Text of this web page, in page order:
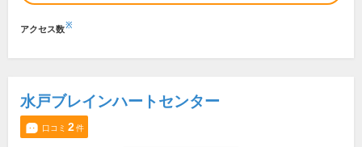
アクセス数※
水戸ブレインハートセンター
口コミ 2件